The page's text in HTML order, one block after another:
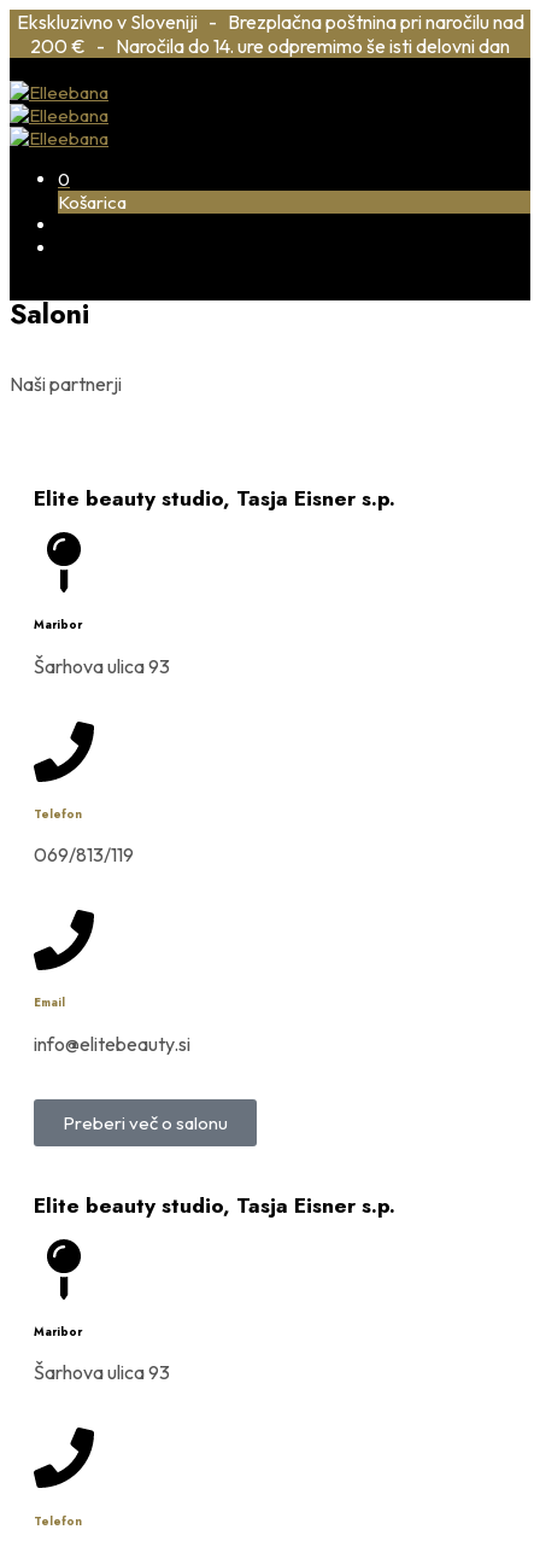
Ekskluzivno v Sloveniji - Brezplačna poštnina pri naročilu nad
200 € - Naročila do 14. ure odpremimo še isti delovni dan
0
Košarica
Saloni
Naši partnerji
Elite beauty studio, Tasja Eisner s.p.
Maribor
Šarhova ulica 93
Telefon
Elite beauty studio, Tasja Eisner s.p.
Maribor
Šarhova ulica 93
Telefon
069/813/119
Email
info@elitebeauty.si
Preberi več o salonu